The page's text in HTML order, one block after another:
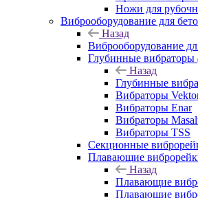
Ножи для
Виброоборудование для
Назад
Виброоборудование
Глубинные вибраторы
Назад
Глубинные
Вибраторы
Вибраторы Enar
Вибраторы
Вибраторы TSS
Секционные
Плавающие
Назад
Плавающие
Плавающие